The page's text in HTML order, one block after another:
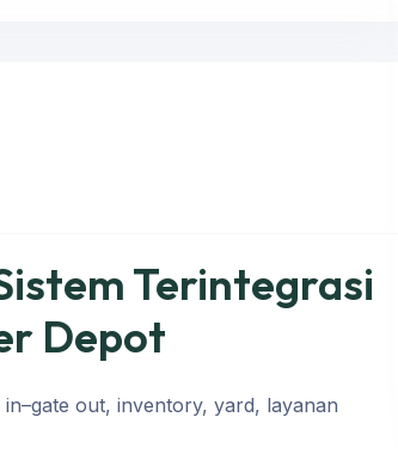
Terintegrasi
Depot
out, inventory, yard, layanan